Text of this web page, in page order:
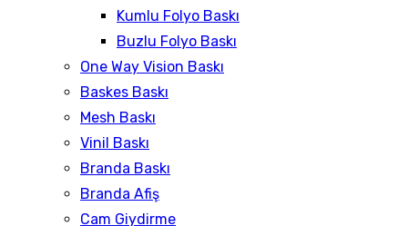
Kumlu Folyo Baskı
Buzlu Folyo Baskı
One Way Vision Baskı
Baskes Baskı
Mesh Baskı
Vinil Baskı
Branda Baskı
Branda Afiş
Cam Giydirme